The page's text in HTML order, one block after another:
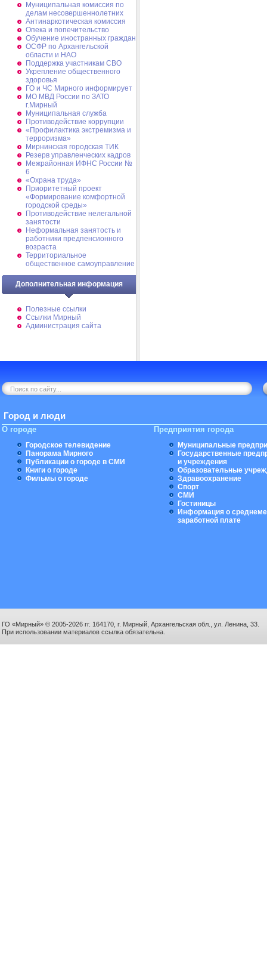
Муниципальная комиссия по
делам несовершеннолетних
Антинаркотическая комиссия
Опека и попечительство
Обучение иностранных граждан
ОСФР по Архангельской
области и НАО
Поддержка участникам СВО
Укрепление общественного
здоровья
ГО и ЧС Мирного информирует
МО МВД России по ЗАТО
г.Мирный
Муниципальная cлужба
Противодействие коррупции
«Профилактика экстремизма и
терроризма»
Мирнинская городская ТИК
Резерв управленческих кадров
Межрайонная ИФНС России №
6
«Охрана труда»
Приоритетный проект
«Формирование комфортной
городской среды»
Противодействие нелегальной
занятости
Неформальная занятость и
работники предпенсионного
возраста
Территориальное
общественное самоуправление
Дополнительная информация
Полезные ссылки
Ссылки Мирный
Администрация сайта
Город и люди
О городе
Городское телевидение
Панорама Мирного
Публикации о городе в СМИ
Книги о городе
Фильмы о городе
Предприятия города
Муниципальные
Государственные
и учреждения
Образовательные
Здравоохранение
Спорт
СМИ
Гостиницы
Информация о
заработной плате
ГО «Мирный» © 2005-2026 гг. 164170, г. Мирный, Архангельская обл., ул. Ленина, 33.
При использовании материалов ссылка обязательна.